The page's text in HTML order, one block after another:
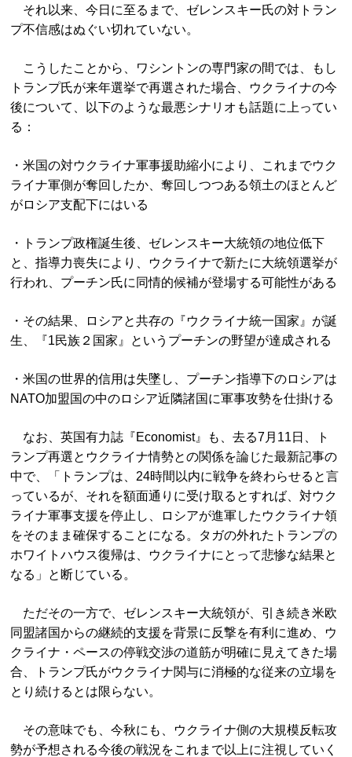
それ以来、今日に至るまで、ゼレンスキー氏の対トラン
プ不信感はぬぐい切れていない。
こうしたことから、ワシントンの専門家の間では、もし
トランプ氏が来年選挙で再選された場合、ウクライナの今
後について、以下のような最悪シナリオも話題に上ってい
る：
・米国の対ウクライナ軍事援助縮小により、これまでウク
ライナ軍側が奪回したか、奪回しつつある領土のほとんど
がロシア支配下にはいる
・トランプ政権誕生後、ゼレンスキー大統領の地位低下
と、指導力喪失により、ウクライナで新たに大統領選挙が
行われ、プーチン氏に同情的候補が登場する可能性がある
・その結果、ロシアと共存の『ウクライナ統一国家』が誕
生、『1民族２国家』というプーチンの野望が達成される
・米国の世界的信用は失墜し、プーチン指導下のロシアは
NATO加盟国の中のロシア近隣諸国に軍事攻勢を仕掛ける
なお、英国有力誌『Economist』も、去る7月11日、ト
ランプ再選とウクライナ情勢との関係を論じた最新記事の
中で、「トランプは、24時間以内に戦争を終わらせると言
っているが、それを額面通りに受け取るとすれば、対ウク
ライナ軍事支援を停止し、ロシアが進軍したウクライナ領
をそのまま確保することになる。タガの外れたトランプの
ホワイトハウス復帰は、ウクライナにとって悲惨な結果と
なる」と断じている。
ただその一方で、ゼレンスキー大統領が、引き続き米欧
同盟諸国からの継続的支援を背景に反撃を有利に進め、ウ
クライナ・ペースの停戦交渉の道筋が明確に見えてきた場
合、トランプ氏がウクライナ関与に消極的な従来の立場を
とり続けるとは限らない。
その意味でも、今秋にも、ウクライナ側の大規模反転攻
勢が予想される今後の戦況をこれまで以上に注視していく